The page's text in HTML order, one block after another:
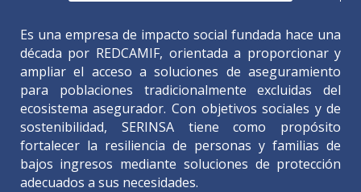
Es una empresa de impacto social fundada hace una
década por REDCAMIF, orientada a proporcionar y
ampliar el acceso a soluciones de aseguramiento
para poblaciones tradicionalmente excluidas del
ecosistema asegurador. Con objetivos sociales y de
sostenibilidad, SERINSA tiene como propósito
fortalecer la resiliencia de personas y familias de
bajos ingresos mediante soluciones de protección
adecuados a sus necesidades.